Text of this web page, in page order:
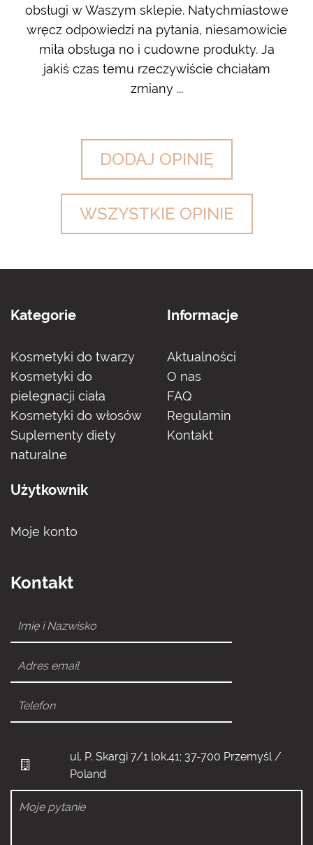
obsługi w Waszym sklepie. Natychmiastowe
wręcz odpowiedzi na pytania, niesamowicie
miła obsługa no i cudowne produkty. Ja
jakiś czas temu rzeczywiście chciałam
zmiany ...
DODAJ OPINIĘ
WSZYSTKIE OPINIE
Kategorie
Kosmetyki do twarzy
Kosmetyki do
pielegnacji ciała
Kosmetyki do włosów
Suplementy diety
naturalne
Informacje
Aktualności
O nas
FAQ
Regulamin
Kontakt
Użytkownik
Moje konto
Kontakt
ul. P. Skargi 7/1 lok.41; 37-700 Przemyśl /
Poland